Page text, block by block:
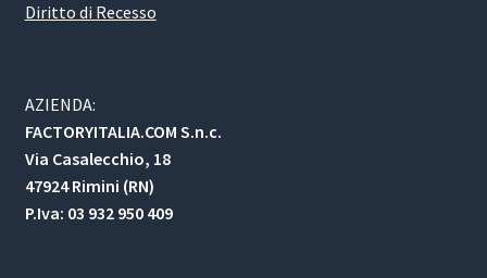
Diritto di Recesso
AZIENDA:
FACTORYITALIA.COM S.n.c.
Via Casalecchio, 18
47924 Rimini (RN)
P.Iva: 03 932 950 409